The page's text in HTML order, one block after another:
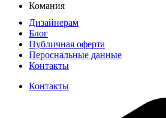
Комания
Дизайнерам
Блог
Публичная оферта
Пероснальные данные
Контакты
Контакты